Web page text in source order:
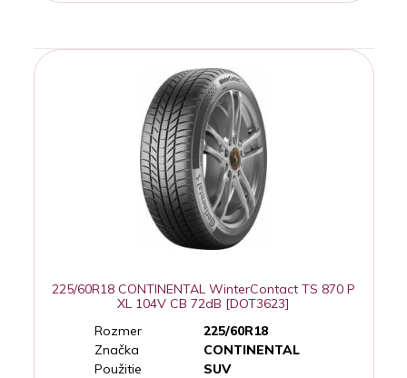
225/60R18 CONTINENTAL WinterContact TS 870 P
XL 104V CB 72dB [DOT3623]
Rozmer
225/60R18
Značka
CONTINENTAL
Použitie
SUV